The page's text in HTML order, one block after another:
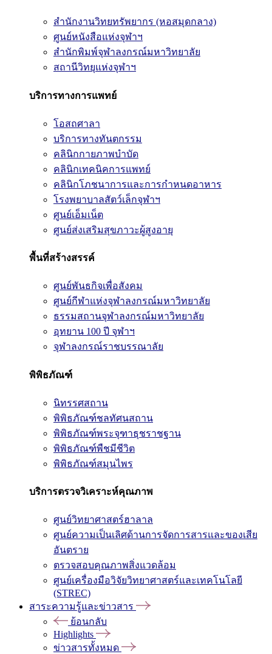
สำนักงานวิทยทรัพยากร (หอสมุดกลาง)
ศูนย์หนังสือแห่งจุฬาฯ
สำนักพิมพ์จุฬาลงกรณ์มหาวิทยาลัย
สถานีวิทยุแห่งจุฬาฯ
บริการทางการแพทย์
โอสถศาลา
บริการทางทันตกรรม
คลินิกกายภาพบำบัด
คลินิกเทคนิคการแพทย์
คลินิกโภชนาการและการกำหนดอาหาร
โรงพยาบาลสัตว์เล็กจุฬาฯ
ศูนย์เอ็มเน็ต
ศูนย์ส่งเสริมสุขภาวะผู้สูงอายุ
พื้นที่สร้างสรรค์
ศูนย์พันธกิจเพื่อสังคม
ศูนย์กีฬาแห่งจุฬาลงกรณ์มหาวิทยาลัย
ธรรมสถานจุฬาลงกรณ์มหาวิทยาลัย
อุทยาน 100 ปี จุฬาฯ
จุฬาลงกรณ์ราชบรรณาลัย
พิพิธภัณฑ์
นิทรรศสถาน
พิพิธภัณฑ์ชลทัศนสถาน
พิพิธภัณฑ์พระจุฑาธุชราชฐาน
พิพิธภัณฑ์พืชมีชีวิต
พิพิธภัณฑ์สมุนไพร
บริการตรวจวิเคราะห์คุณภาพ
ศูนย์วิทยาศาสตร์ฮาลาล
ศูนย์ความเป็นเลิศด้านการจัดการสารและของเสีย
อันตราย
ตรวจสอบคุณภาพสิ่งแวดล้อม
ศูนย์เครื่องมือวิจัยวิทยาศาสตร์และเทคโนโลยี
(STREC)
สาระความรู้และข่าวสาร
ย้อนกลับ
Highlights
ข่าวสารทั้งหมด